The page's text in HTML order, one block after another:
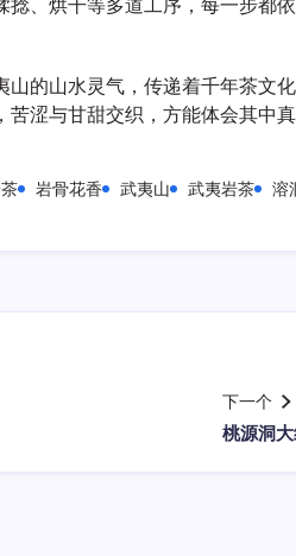
、烘干等多道工序，每一步都
的山水灵气，传递着千年茶
涩与甘甜交织，方能体会其中真
岩骨花香 武夷山 武夷岩茶 溶
下一个
桃源洞